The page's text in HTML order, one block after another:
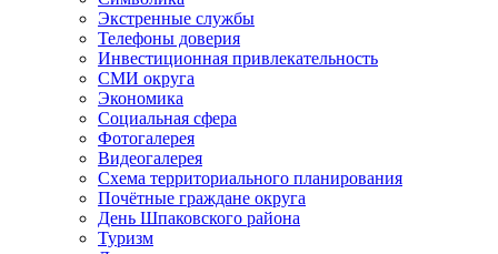
Экстренные службы
Телефоны доверия
Инвестиционная привлекательность
СМИ округа
Экономика
Социальная сфера
Фотогалерея
Видеогалерея
Схема территориального планирования
Почётные граждане округа
День Шпаковского района
Туризм